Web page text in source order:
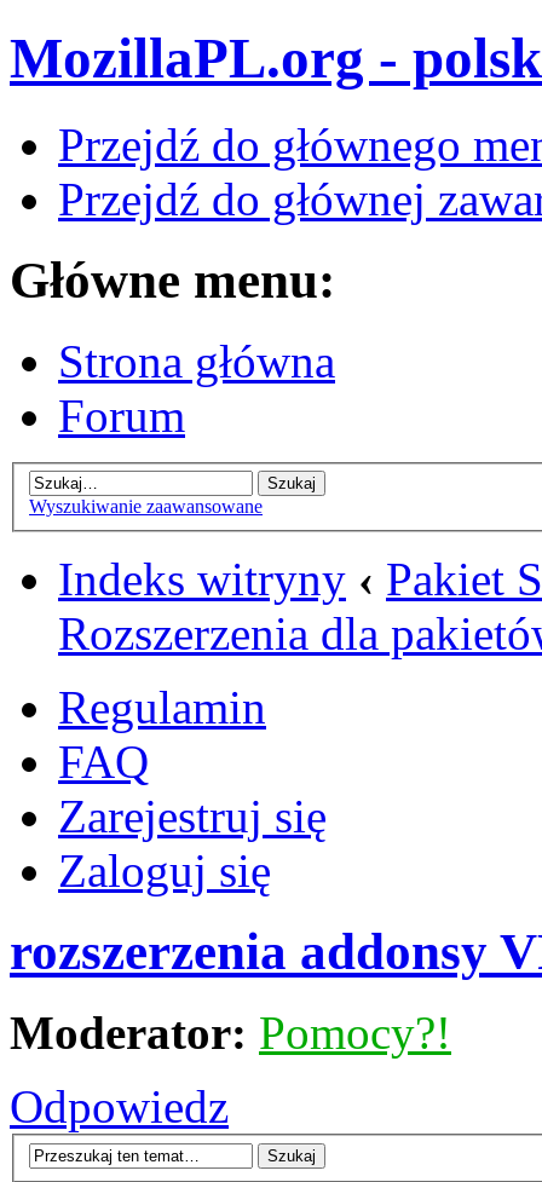
MozillaPL.org -
Przejdź do głównego
Przejdź do głównej
Główne menu:
Strona główna
Forum
Wyszukiwanie zaawansowane
Indeks witryny ‹ Pakiet
Rozszerzenia dla
Regulamin
FAQ
Zarejestruj się
Zaloguj się
rozszerzenia addonsy
Moderator: Pomocy?!
Odpowiedz